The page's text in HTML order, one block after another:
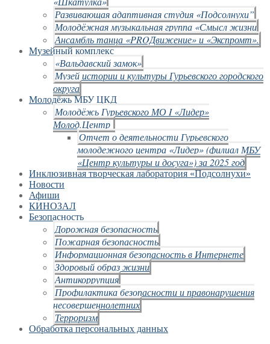
Развивающая адаптивная студия «Подсолнухи”
Молодёжная музыкальная группа «Смысл жизни
Ансамбль танца «PROДвижение» и «Экспромт».
Музейный комплекс
«Вальдавский замок»
Музей истории и культуры Гурьевского городского
округа
Молодёжь МБУ ЦКД
Молодёжь Гурьевского МО I «Лидер»
Молод.Центр
Отчет о деятельности Гурьевского
молодежного центра «Лидер» (филиал МБУ
«Центр культуры и досуга») за 2025 год
Инклюзивная творческая лаборатория «Подсолнухи»
Новости
Афиши
КИНОЗАЛ
Безопасность
Дорожная безопасность
Пожарная безопасность
Информационная безопасность в Интернете
Здоровый образ жизни
Антикоррупция
Профилактика безопасности и правонарушения
несовершеннолетних
Терроризм
Обработка персональных данных